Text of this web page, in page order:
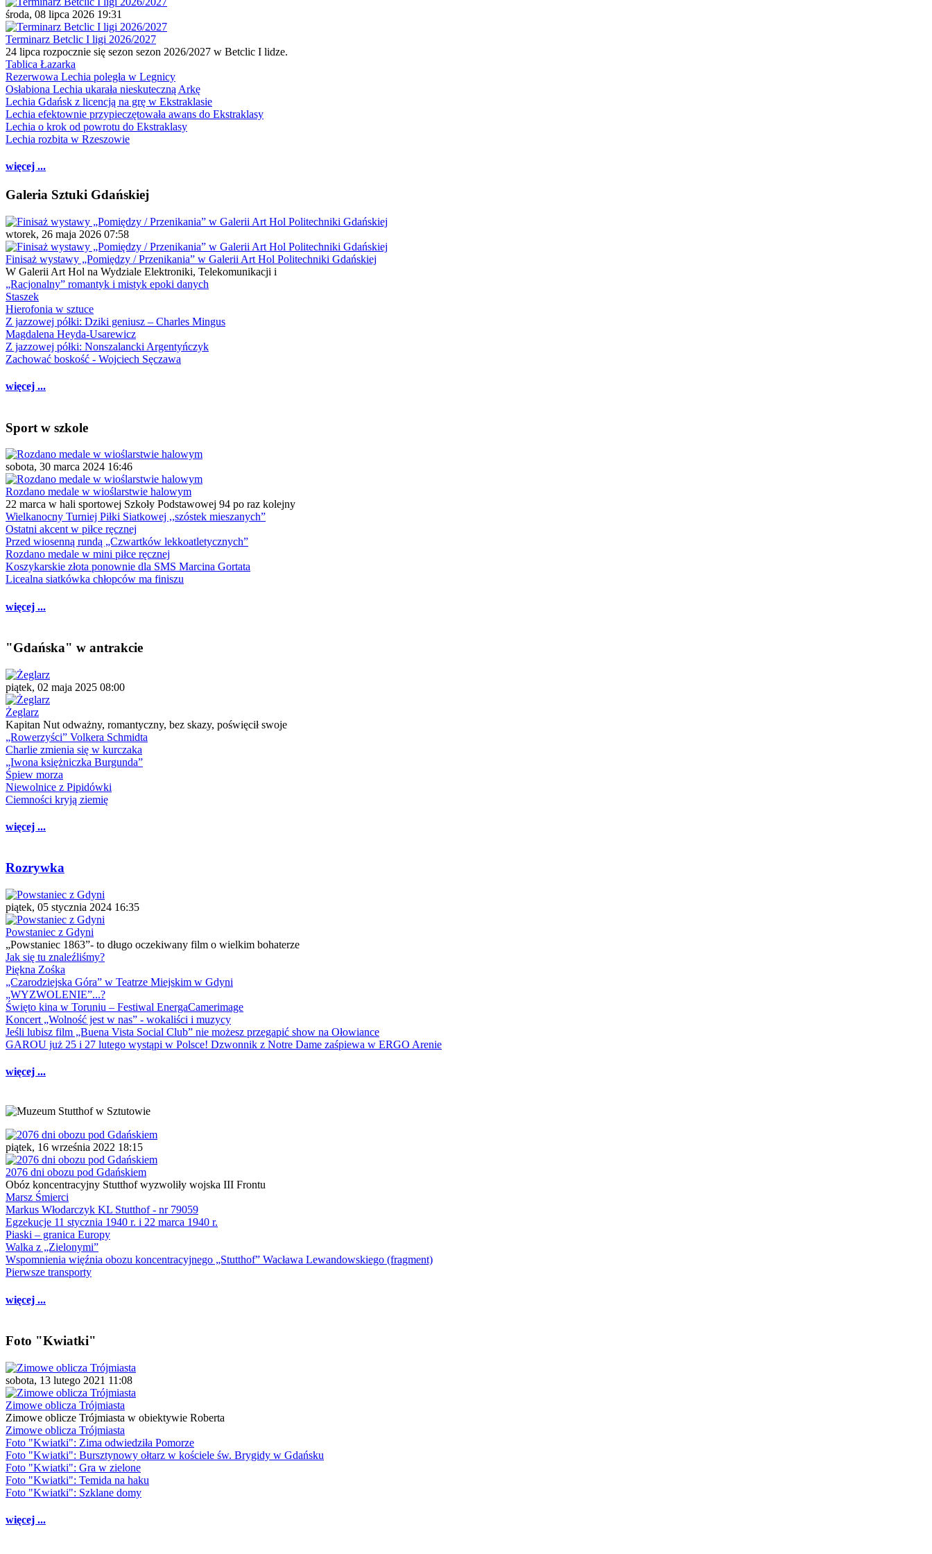
środa, 08 lipca 2026 19:31
Terminarz Betclic I ligi 2026/2027
24 lipca rozpocznie się sezon sezon 2026/2027 w Betclic I lidze.
Tablica Łazarka
Rezerwowa Lechia poległa w Legnicy
Osłabiona Lechia ukarała nieskuteczną Arkę
Lechia Gdańsk z licencją na grę w Ekstraklasie
Lechia efektownie przypieczętowała awans do Ekstraklasy
Lechia o krok od powrotu do Ekstraklasy
Lechia rozbita w Rzeszowie
więcej ...
Galeria Sztuki Gdańskiej
wtorek, 26 maja 2026 07:58
Finisaż wystawy „Pomiędzy / Przenikania” w Galerii Art Hol Politechniki Gdańskiej
W Galerii Art Hol na Wydziale Elektroniki, Telekomunikacji i
„Racjonalny” romantyk i mistyk epoki danych
Staszek
Hierofonia w sztuce
Z jazzowej półki: Dziki geniusz – Charles Mingus
Magdalena Heyda-Usarewicz
Z jazzowej półki: Nonszalancki Argentyńczyk
Zachować boskość - Wojciech Sęczawa
więcej ...
Sport w szkole
sobota, 30 marca 2024 16:46
Rozdano medale w wioślarstwie halowym
22 marca w hali sportowej Szkoły Podstawowej 94 po raz kolejny
Wielkanocny Turniej Piłki Siatkowej ,,szóstek mieszanych”
Ostatni akcent w piłce ręcznej
Przed wiosenną rundą „Czwartków lekkoatletycznych”
Rozdano medale w mini piłce ręcznej
Koszykarskie złota ponownie dla SMS Marcina Gortata
Licealna siatkówka chłopców ma finiszu
więcej ...
"Gdańska" w antrakcie
piątek, 02 maja 2025 08:00
Żeglarz
Kapitan Nut odważny, romantyczny, bez skazy, poświęcił swoje
„Rowerzyści” Volkera Schmidta
Charlie zmienia się w kurczaka
„Iwona księżniczka Burgunda”
Śpiew morza
Niewolnice z Pipidówki
Ciemności kryją ziemię
więcej ...
Rozrywka
piątek, 05 stycznia 2024 16:35
Powstaniec z Gdyni
„Powstaniec 1863”- to długo oczekiwany film o wielkim bohaterze
Jak się tu znaleźliśmy?
Piękna Zośka
„Czarodziejska Góra” w Teatrze Miejskim w Gdyni
„WYZWOLENIE”...?
Święto kina w Toruniu – Festiwal EnergaCamerimage
Koncert „Wolność jest w nas” - wokaliści i muzycy
Jeśli lubisz film „Buena Vista Social Club” nie możesz przegapić show na Ołowiance
GAROU już 25 i 27 lutego wystąpi w Polsce! Dzwonnik z Notre Dame zaśpiewa w ERGO Arenie
więcej ...
piątek, 16 września 2022 18:15
2076 dni obozu pod Gdańskiem
Obóz koncentracyjny Stutthof wyzwoliły wojska III Frontu
Marsz Śmierci
Markus Włodarczyk KL Stutthof - nr 79059
Egzekucje 11 stycznia 1940 r. i 22 marca 1940 r.
Piaski – granica Europy
Walka z „Zielonymi”
Wspomnienia więźnia obozu koncentracyjnego „Stutthof” Wacława Lewandowskiego (fragment)
Pierwsze transporty
więcej ...
Foto "Kwiatki"
sobota, 13 lutego 2021 11:08
Zimowe oblicza Trójmiasta
Zimowe oblicze Trójmiasta w obiektywie Roberta
Zimowe oblicza Trójmiasta
Foto "Kwiatki": Zima odwiedziła Pomorze
Foto "Kwiatki": Bursztynowy ołtarz w kościele św. Brygidy w Gdańsku
Foto "Kwiatki": Gra w zielone
Foto "Kwiatki": Temida na haku
Foto "Kwiatki": Szklane domy
więcej ...